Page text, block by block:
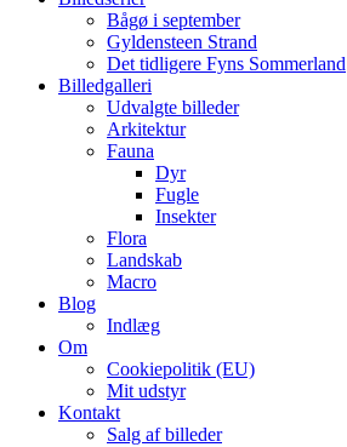
Bågø i september
Gyldensteen Strand
Det tidligere Fyns Sommerland
Billedgalleri
Udvalgte billeder
Arkitektur
Fauna
Dyr
Fugle
Insekter
Flora
Landskab
Macro
Blog
Indlæg
Om
Cookiepolitik (EU)
Mit udstyr
Kontakt
Salg af billeder